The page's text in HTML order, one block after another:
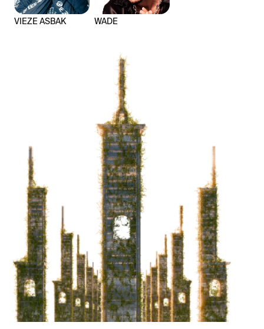
VIEZE ASBAK WADE